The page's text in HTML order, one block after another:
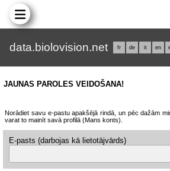
data.biolovision.net fr de it en
JAUNAS PAROLES VEIDOŠANA!
Norādiet savu e-pastu apakšējā rindā, un pēc dažām
varat to mainīt savā profilā (Mans konts).
E-pasts (darbojas kā lietotājvārds)